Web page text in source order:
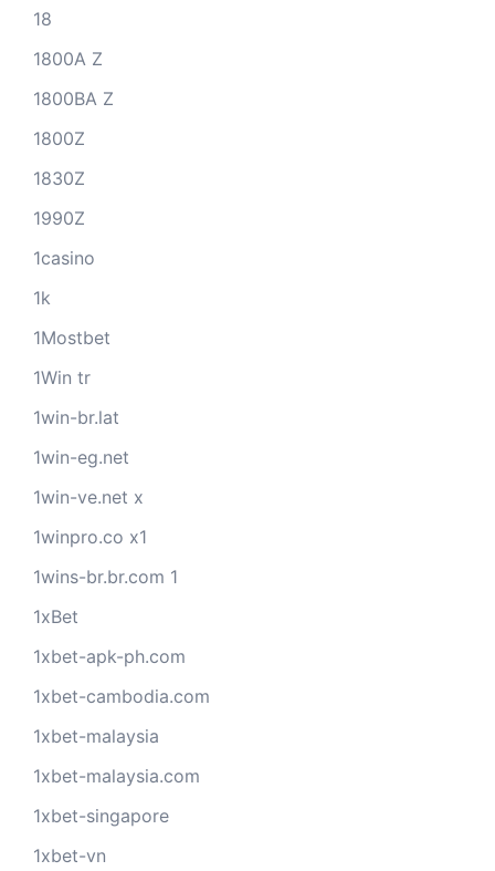
18
1800A Z
1800BA Z
1800Z
1830Z
1990Z
1casino
1k
1Mostbet
1Win tr
1win-br.lat
1win-eg.net
1win-ve.net x
1winpro.co x1
1wins-br.br.com 1
1xBet
1xbet-apk-ph.com
1xbet-cambodia.com
1xbet-malaysia
1xbet-malaysia.com
1xbet-singapore
1xbet-vn